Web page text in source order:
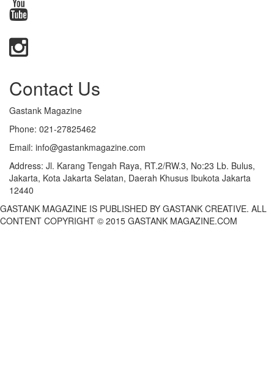
Contact Us
Gastank Magazine
Phone: 021-27825462
Email: info@gastankmagazine.com
Address: Jl. Karang Tengah Raya, RT.2/RW.3, No:23 Lb. Bulus,
Jakarta, Kota Jakarta Selatan, Daerah Khusus Ibukota Jakarta
12440
GASTANK MAGAZINE IS PUBLISHED BY GASTANK CREATIVE. ALL
CONTENT COPYRIGHT © 2015 GASTANK MAGAZINE.COM